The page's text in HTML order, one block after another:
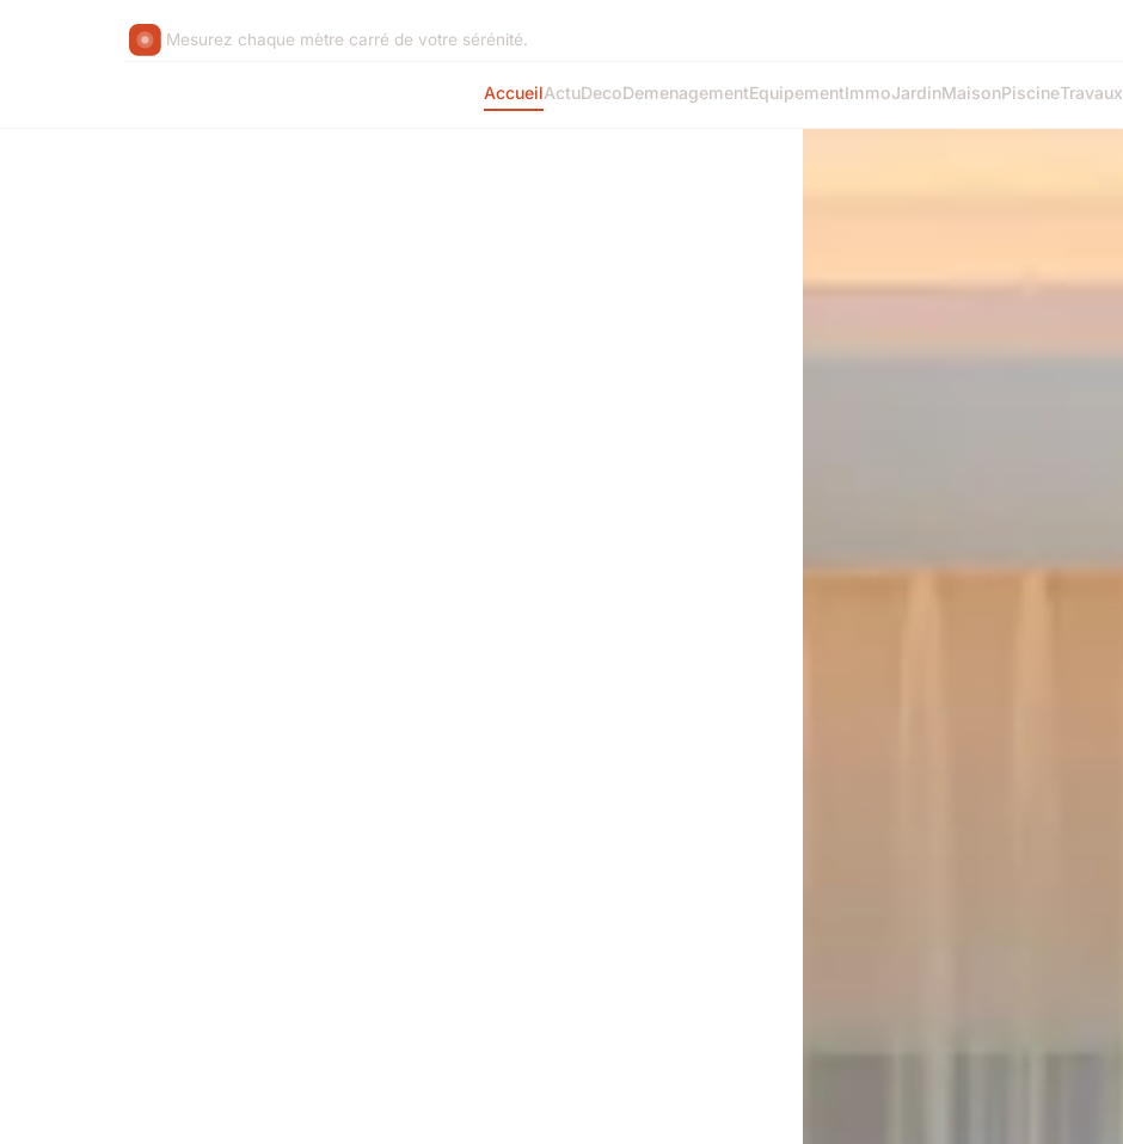
Mesurez chaque mètre carré de votre sérénité.
AccueilActuDecoDemenagementEquipementImmoJardinMaisonPiscineTravaux